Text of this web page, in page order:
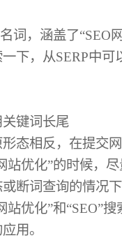
词，涵盖了“SEO
下，从SERP中可
键词长尾
态相反，在提交
站优化”的时候，
断词查询的情况
站优化”和“SEO”
用。